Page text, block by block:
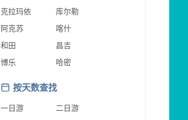
克拉玛依
库尔勒
阿克苏
喀什
和田
昌吉
博乐
哈密
按天数查找
一日游
二日游